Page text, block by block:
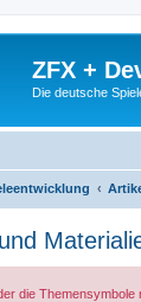
ZFX +
Die deutsche
die Themensymbole